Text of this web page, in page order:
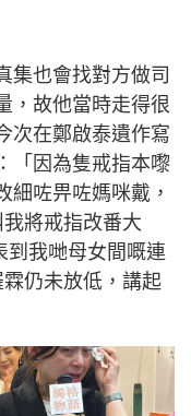
集也會找對方做司
，故他當時走得很
次在鄭啟泰遺作寫
「因為隻戒指本嚟
細咗畀咗媽咪戴，
將戒指改番大
到我哋母女間嘅連
仍未放低，講起